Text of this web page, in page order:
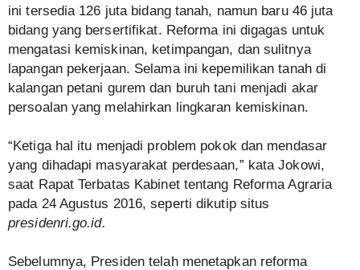
ini tersedia 126 juta bidang tanah, namun baru 46 juta
bidang yang bersertifikat. Reforma ini digagas untuk
mengatasi kemiskinan, ketimpangan, dan sulitnya
lapangan pekerjaan. Selama ini kepemilikan tanah di
kalangan petani gurem dan buruh tani menjadi akar
persoalan yang melahirkan lingkaran kemiskinan.
“Ketiga hal itu menjadi problem pokok dan mendasar
yang dihadapi masyarakat perdesaan,” kata Jokowi,
saat Rapat Terbatas Kabinet tentang Reforma Agraria
pada 24 Agustus 2016, seperti dikutip situs
presidenri.go.id.
Sebelumnya, Presiden telah menetapkan reforma